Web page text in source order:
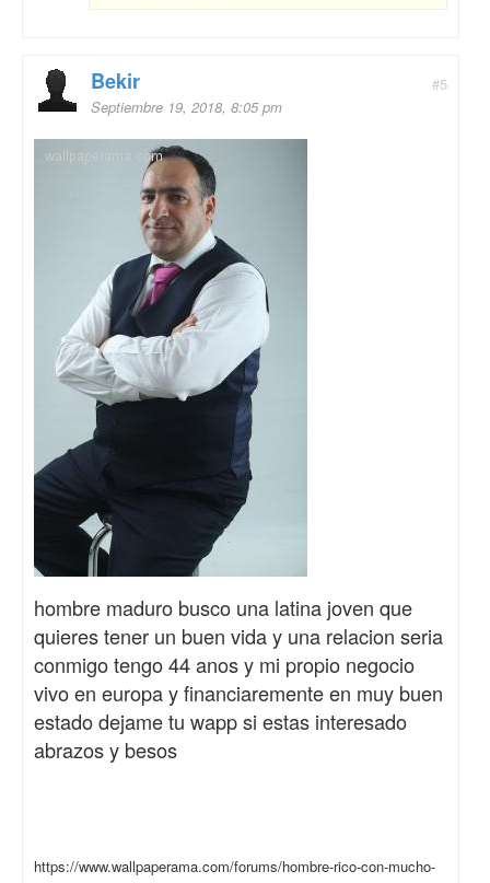
#5
Bekir
Septiembre 19, 2018, 8:05 pm
hombre maduro busco una latina joven que
quieres tener un buen vida y una relacion seria
conmigo tengo 44 anos y mi propio negocio
vivo en europa y financiaremente en muy buen
estado dejame tu wapp si estas interesado
abrazos y besos
https://www.wallpaperama.com/forums/hombre-rico-con-mucho-